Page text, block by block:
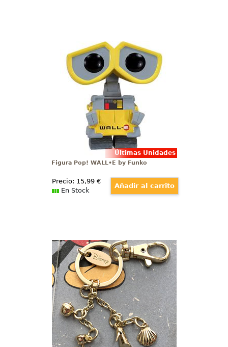
Últimas Unidades
Divertida Figura de Wall-E
realizada en vinilo perteneciente
a la línea Pop! de Funko. La figura
tiene una altura aproximada de
10 cm., y está basada en el tierno
robot de la línea WALL•E.
Figura Pop! WALL•E by Funko
Precio: 15,99€
En Stock
Llavero Princesas Disney
Precioso llavero oficial de Las
Princesas Disney. El llavero está
realizado en metal fundido con un
acabado dorado. Disfruta de este
precioso llavero con algunos de
los objetos más característicos de
las princesas Disney.